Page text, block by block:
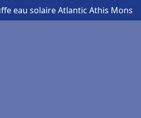
eau solaire Atlantic Athis Mons